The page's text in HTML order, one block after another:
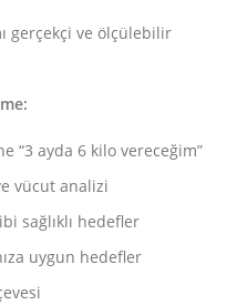
gerçekçi ve ölçülebilir
“3 ayda 6 kilo vereceğim”
vücut analizi
sağlıklı hedefler
uygun hedefler